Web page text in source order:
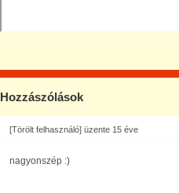
Hozzászólások
[Törölt felhasználó] üzente 15 éve
nagyonszép :)